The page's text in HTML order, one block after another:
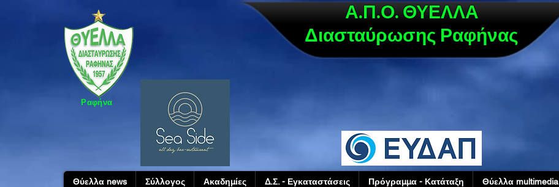
Ραφήνα
Α.Π.Ο. ΘΥΕΛΛΑ
Διασταύρωσης Ραφήνας
Θύελλα news Σύλλογος Ακαδημίες Δ.Σ. - Εγκαταστάσεις Πρόγραμμα - Κατάταξη Θύελλα multimedia